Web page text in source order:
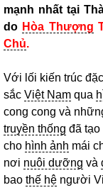
mạnh nhất tại
do Hòa Thượng
Chủ.
Với lối kiến trúc
sắc Việt Nam qua
cong cong và
truyền thống đã tạo
cho hình ảnh mái
nơi nuôi dưỡng và
bao thế hệ người